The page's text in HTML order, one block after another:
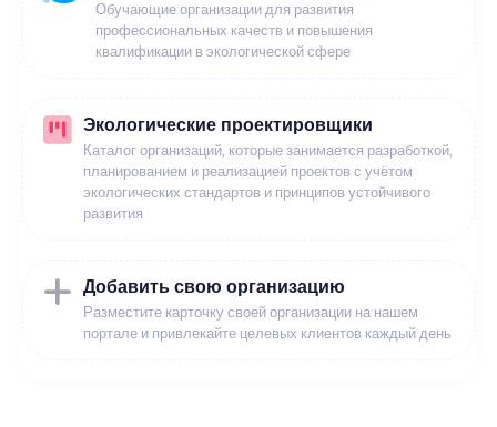
Обучающие организации для развития
профессиональных качеств и повышения
квалификации в экологической сфере
Экологические проектировщики
Каталог организаций, которые занимается разработкой,
планированием и реализацией проектов с учётом
экологических стандартов и принципов устойчивого
развития
Добавить свою организацию
Разместите карточку своей организации на нашем
портале и привлекайте целевых клиентов каждый день